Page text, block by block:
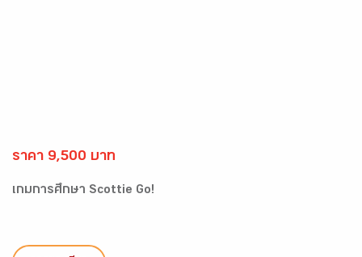
ราคา 9,500 บาท
เกมการศึกษา Scottie Go!